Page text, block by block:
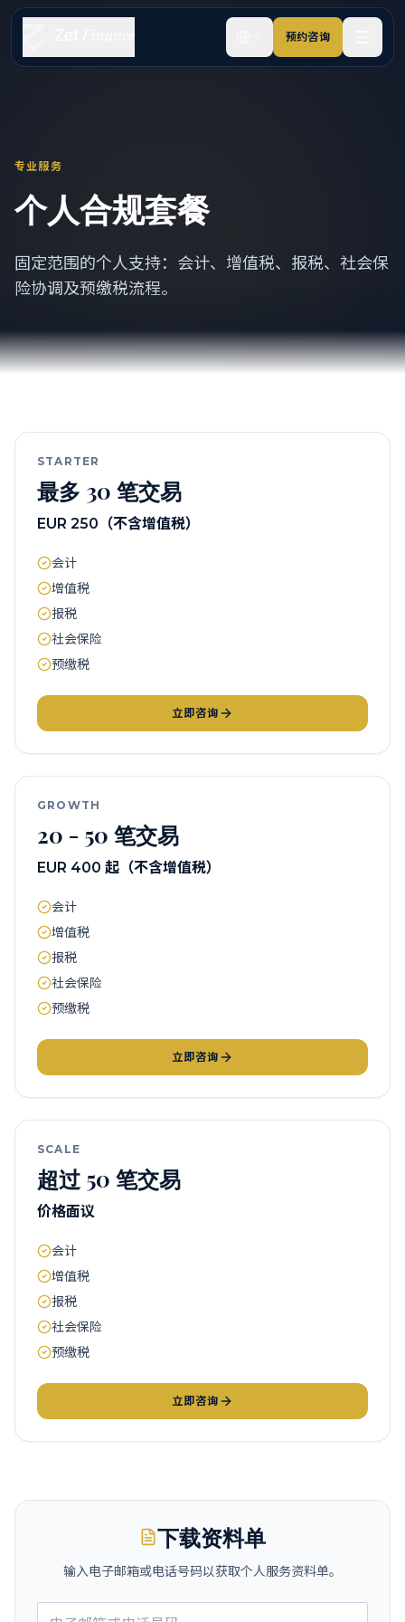
预约咨询
专业服务
个人合规套餐
固定范围的个人支持：会计、增值税、报税、社会保
险协调及预缴税流程。
STARTER
最多 30 笔交易
EUR 250（不含增值税）
会计
增值税
报税
社会保险
预缴税
立即咨询
GROWTH
20 - 50 笔交易
EUR 400 起（不含增值税）
会计
增值税
报税
社会保险
预缴税
立即咨询
SCALE
超过 50 笔交易
价格面议
会计
增值税
报税
社会保险
预缴税
立即咨询
下载资料单
输入电子邮箱或电话号码以获取个人服务资料单。